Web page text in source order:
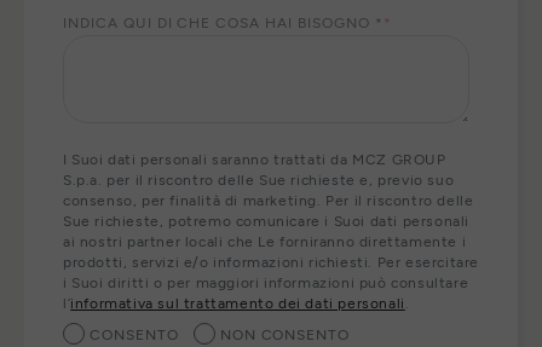
INDICA QUI DI CHE COSA HAI BISOGNO * *
I Suoi dati personali saranno trattati da MCZ GROUP
S.p.a. per il riscontro delle Sue richieste e, previo suo
consenso, per finalità di marketing. Per il riscontro delle
Sue richieste, potremo comunicare i Suoi dati personali
ai nostri partner locali che Le forniranno direttamente i
prodotti, servizi e/o informazioni richiesti. Per esercitare
i Suoi diritti o per maggiori informazioni può consultare
l’informativa sul trattamento dei dati personali
CONSENTO
NON CONSENTO